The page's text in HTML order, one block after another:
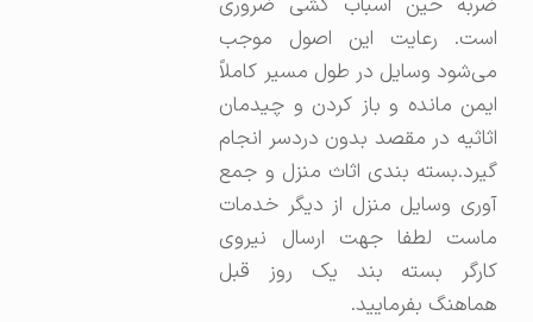
است. رعایت این اصول موجب
می‌شود وسایل در طول مسیر کاملاً
ایمن مانده و باز کردن و چیدمان
اثاثیه در مقصد بدون دردسر انجام
گیرد.بسته بندی اثاث منزل و جمع
آوری وسایل منزل از دیگر خدمات
ماست لطفا جهت ارسال نیروی
کارگر بسته بند یک روز قبل
هماهنگ بفرمایید.